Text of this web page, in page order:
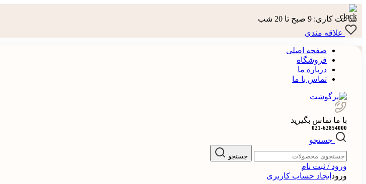
ساعت کاری: 9 صبح تا 20 شب
علاقه مندی
صفحه اصلی
فروشگاه
درباره ما
تماس با ما
با ما تماس بگیرید
021-62854000
جستجو
جستجو
ورود / ثبت نام
ورود ایجاد حساب کاربری